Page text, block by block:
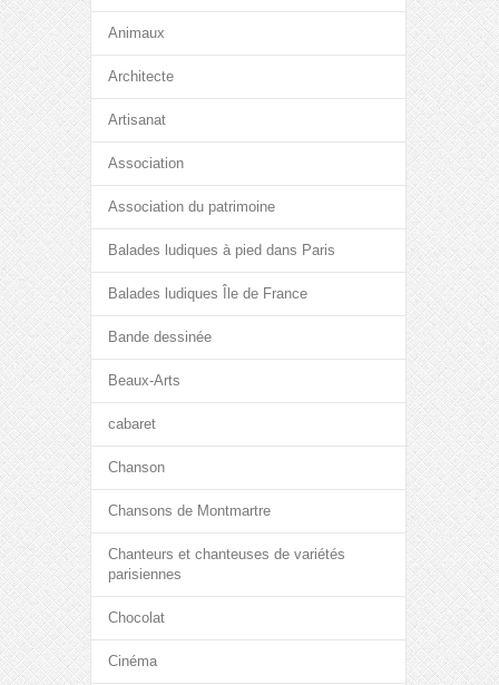
Animaux
Architecte
Artisanat
Association
Association du patrimoine
Balades ludiques à pied dans Paris
Balades ludiques Île de France
Bande dessinée
Beaux-Arts
cabaret
Chanson
Chansons de Montmartre
Chanteurs et chanteuses de variétés
parisiennes
Chocolat
Cinéma